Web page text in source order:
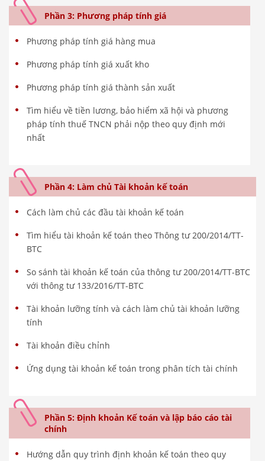
Phần 3: Phương pháp tính giá
Phương pháp tính giá hàng mua
Phương pháp tính giá xuất kho
Phương pháp tính giá thành sản xuất
Tìm hiểu về tiền lương, bảo hiểm xã hội và phương
pháp tính thuế TNCN phải nộp theo quy định mới
nhất
Phần 4: Làm chủ Tài khoản kế toán
Cách làm chủ các đầu tài khoản kế toán
Tìm hiểu tài khoản kế toán theo Thông tư 200/2014/TT-
BTC
So sánh tài khoản kế toán của thông tư 200/2014/TT-BTC
với thông tư 133/2016/TT-BTC
Tài khoản lưỡng tính và cách làm chủ tài khoản lưỡng
tính
Tài khoản điều chỉnh
Ứng dụng tài khoản kế toán trong phân tích tài chính
Phần 5: Định khoản Kế toán và lập báo cáo tài
chính
Hướng dẫn quy trình định khoản kế toán theo quy